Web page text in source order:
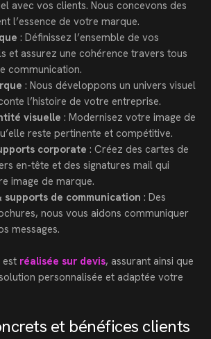
avec vos clients. Nous concevons des
l’essence de votre marque.
: Définissez l’ensemble de vos
et assurez une cohérence travers tous
communication.
: Nous développons un univers visuel
l’histoire de votre entreprise.
visuelle : Modernisez votre image de
reste pertinente et compétitive.
corporate : Créez des cartes de
en-tête et des signatures mail qui
image de marque.
supports de communication : Des
nous vous aidons communiquer
messages.
est réalisée sur devis, assurant ainsi que
personnalisée et adaptée votre
et bénéfices clients